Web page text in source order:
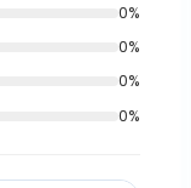
0%
0%
0%
0%